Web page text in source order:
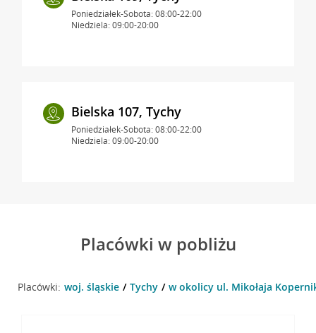
Poniedziałek-Sobota: 08:00-22:00
Niedziela: 09:00-20:00
Bielska 107, Tychy
Poniedziałek-Sobota: 08:00-22:00
Niedziela: 09:00-20:00
Placówki w pobliżu
Placówki: woj. śląskie Tychy w okolicy ul. Mikołaja